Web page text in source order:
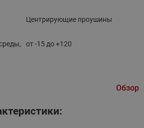
Центрирующие проушины
от -15 до +120
Обзор